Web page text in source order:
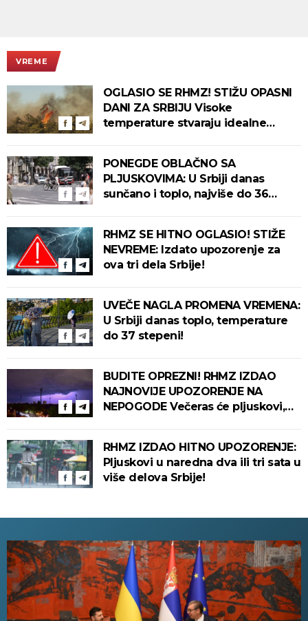
VREME
OGLASIO SE RHMZ! STIŽU OPASNI
DANI ZA SRBIJU Visoke
temperature stvaraju idealne
PONEGDE OBLAČNO SA
PLJUSKOVIMA: U Srbiji danas
sunčano i toplo, najviše do 36
RHMZ SE HITNO OGLASIO! STIŽE
NEVREME: Izdato upozorenje za
ova tri dela Srbije!
UVEČE NAGLA PROMENA VREMENA:
U Srbiji danas toplo, temperature
do 37 stepeni!
BUDITE OPREZNI! RHMZ IZDAO
NAJNOVIJE UPOZORENJE NA
NEPOGODE Večeras će pljuskovi,
RHMZ IZDAO HITNO UPOZORENJE:
Pljuskovi u naredna dva ili tri sata u
više delova Srbije!